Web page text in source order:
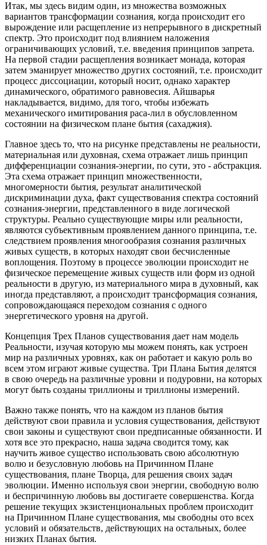
Итак, мы здесь видим один, из множества возможных
вариантов трансформации сознания, когда происходит его
вырождение или расщепление из непрерывного в дискретный
спектр. Это происходит под влиянием наложения
ограничивающих условий, т.е. введения принципов запрета.
На первой стадии расщепления возникает монада, которая
затем эманирует множество других состояний, т.е. происходит
процесс диссоциации, который носит, однако характер
динамического, обратимого равновесия. Айшварья
накладывается, видимо, для того, чтобы избежать
механического имитирования раса-лил в обусловленном
состоянии на физическом плане бытия (сахаджия).
Главное здесь то, что на рисунке представлены не реальности,
материальная или духовная, схема отражает лишь принцип
дифференциации сознания-энергии, по сути, это - абстракция.
Эта схема отражает принцип множественности,
многомерности бытия, результат аналитической
дискриминации духа, факт существования спектра состояний
сознания-энергии, представленного в виде логической
структуры. Реально существующие миры или реальности,
являются субъективным проявлением данного принципа, т.е.
следствием проявления многообразия сознания различных
живых существ, в которых находят свои бесчисленные
воплощения. Поэтому в процессе эволюции происходит не
физическое перемещение живых существ или форм из одной
реальности в другую, из материального мира в духовный, как
иногда представляют, а происходит трансформация сознания,
сопровождающаяся переходом сознания с одного
энергетического уровня на другой.
Концепция Трех Планов существования дает нам модель
Реальности, изучая которую мы можем понять, как устроен
мир на различных уровнях, как он работает и какую роль во
всем этом играют живые существа. Три Плана Бытия делятся
в свою очередь на различные уровни и подуровни, на которых
могут быть созданы триллионы и триллионы измерений.
Важно также понять, что на каждом из планов бытия
действуют свои правила и условия существования, действуют
свои законы и существуют свои предписанные обязанности. И
хотя все это прекрасно, наша задача сводится тому, как
научить живое существо использовать свою абсолютную
волю и безусловную любовь на Причинном Плане
существования, плане Творца, для решения своих задач
эволюции. Именно используя свои энергии, свободную волю
и беспричинную любовь вы достигаете совершенства. Когда
решение текущих экзистенциональных проблем происходит
на Причинном Плане существования, мы свободны ото всех
условий и обязательств, действующих на остальных, более
низких Планах бытия.